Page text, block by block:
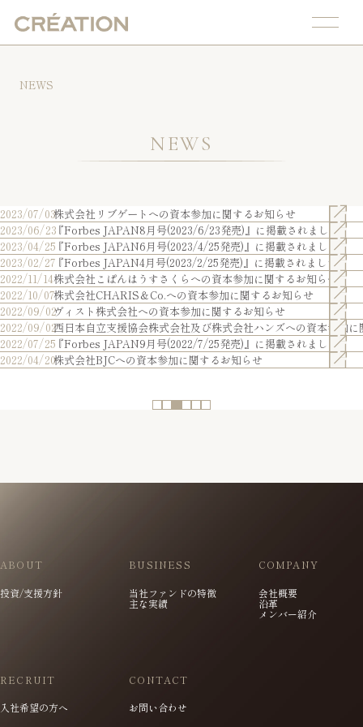
NEWS
NEWS
2023/07/03株式会社リブゲートへの資本参加に関するお知らせ
2023/06/23『Forbes JAPAN8月号(2023/6/23発売)』に掲載されました
2023/04/25『Forbes JAPAN6月号(2023/4/25発売)』に掲載されました
2023/02/27『Forbes JAPAN4月号(2023/2/25発売)』に掲載されました
2022/11/14株式会社こぱんはうすさくらへの資本参加に関するお知らせ
2022/10/07株式会社CHARIS＆Co.への資本参加に関するお知らせ
2022/09/02ヴィスト株式会社への資本参加に関するお知らせ
2022/09/02西日本自立支援協会株式会社及び株式会社ハンズへの資本参加に
2022/07/25『Forbes JAPAN9月号(2022/7/25発売)』に掲載されました
2022/04/20株式会社BJCへの資本参加に関するお知らせ
ABOUT
投資/支援方針
BUSINESS
当社ファンドの特徴
主な実績
COMPANY
会社概要
沿革
メンバー紹介
RECRUIT
入社希望の方へ
CONTACT
お問い合わせ